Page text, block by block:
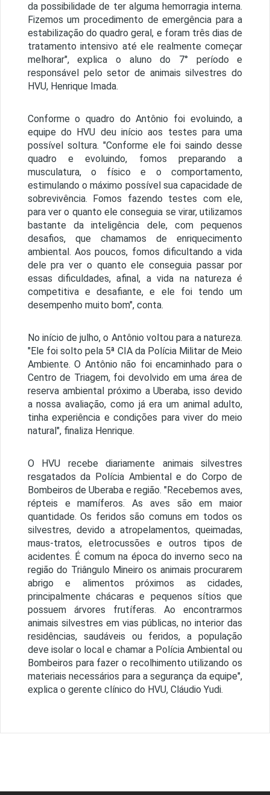
da possibilidade de ter alguma hemorragia interna.
Fizemos um procedimento de emergência para a
estabilização do quadro geral, e foram três dias de
tratamento intensivo até ele realmente começar
melhorar", explica o aluno do 7° período e
responsável pelo setor de animais silvestres do
HVU, Henrique Imada.
Conforme o quadro do Antônio foi evoluindo, a
equipe do HVU deu início aos testes para uma
possível soltura. "Conforme ele foi saindo desse
quadro e evoluindo, fomos preparando a
musculatura, o físico e o comportamento,
estimulando o máximo possível sua capacidade de
sobrevivência. Fomos fazendo testes com ele,
para ver o quanto ele conseguia se virar, utilizamos
bastante da inteligência dele, com pequenos
desafios, que chamamos de enriquecimento
ambiental. Aos poucos, fomos dificultando a vida
dele pra ver o quanto ele conseguia passar por
essas dificuldades, afinal, a vida na natureza é
competitiva e desafiante, e ele foi tendo um
desempenho muito bom", conta.
No início de julho, o Antônio voltou para a natureza.
"Ele foi solto pela 5ª CIA da Polícia Militar de Meio
Ambiente. O Antônio não foi encaminhado para o
Centro de Triagem, foi devolvido em uma área de
reserva ambiental próximo a Uberaba, isso devido
a nossa avaliação, como já era um animal adulto,
tinha experiência e condições para viver do meio
natural", finaliza Henrique.
O HVU recebe diariamente animais silvestres
resgatados da Polícia Ambiental e do Corpo de
Bombeiros de Uberaba e região. "Recebemos aves,
répteis e mamíferos. As aves são em maior
quantidade. Os feridos são comuns em todos os
silvestres, devido a atropelamentos, queimadas,
maus-tratos, eletrocussões e outros tipos de
acidentes. É comum na época do inverno seco na
região do Triângulo Mineiro os animais procurarem
abrigo e alimentos próximos as cidades,
principalmente chácaras e pequenos sítios que
possuem árvores frutíferas. Ao encontrarmos
animais silvestres em vias públicas, no interior das
residências, saudáveis ou feridos, a população
deve isolar o local e chamar a Polícia Ambiental ou
Bombeiros para fazer o recolhimento utilizando os
materiais necessários para a segurança da equipe",
explica o gerente clínico do HVU, Cláudio Yudi.